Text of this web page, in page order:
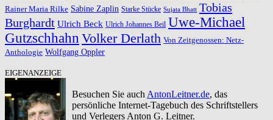
Rainer Maria Rilke Sabine Zaplin Starke Stücke Sujata Bhatt Tobias
Burghardt Ulrich Beck Ulrich Johannes Beil Uwe-Michael
Gutzschhahn Volker Derlath Von Zeitgenossen: Netz-
Anthologie Wolfgang Oppler
EIGENANZEIGE
Besuchen Sie auch AntonLeitner.de, das
persönliche Internet-Tagebuch des Schriftstellers
und Verlegers Anton G. Leitner.